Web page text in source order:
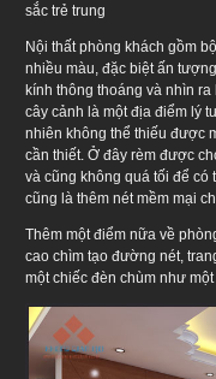
sắc trẻ trung
Nội thất phòng khách gồm
nhiều màu, đặc biệt ấn
kính thông thoáng và nhìn
cây cảnh là một địa điểm lý
nhiên không thể thiếu được
cần thiết. Ở đây rèm được
và cũng không quá tối để
cũng là thêm nét mềm mại
Thêm một điểm nữa về
cao chìm tạo đường nét,
một chiếc đèn chùm như